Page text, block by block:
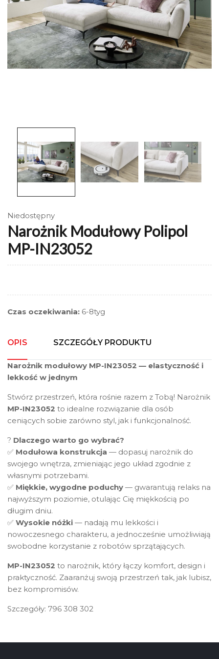
Niedostępny
Narożnik Modułowy Polipol
MP-IN23052
Czas oczekiwania: 6-8tyg
OPIS SZCZEGÓŁY PRODUKTU
Narożnik modułowy MP-IN23052 — elastyczność i
lekkość w jednym
Stwórz przestrzeń, która rośnie razem z Tobą! Narożnik
MP-IN23052 to idealne rozwiązanie dla osób
ceniących sobie zarówno styl, jak i funkcjonalność.
? Dlaczego warto go wybrać?
✅ Modułowa konstrukcja — dopasuj narożnik do
swojego wnętrza, zmieniając jego układ zgodnie z
własnymi potrzebami.
✅ Miękkie, wygodne poduchy — gwarantują relaks na
najwyższym poziomie, otulając Cię miękkością po
długim dniu.
✅ Wysokie nóżki — nadają mu lekkości i
nowoczesnego charakteru, a jednocześnie umożliwiają
swobodne korzystanie z robotów sprzątających.
MP-IN23052 to narożnik, który łączy komfort, design i
praktyczność. Zaaranżuj swoją przestrzeń tak, jak lubisz,
bez kompromisów.
Szczegóły: 796 308 302